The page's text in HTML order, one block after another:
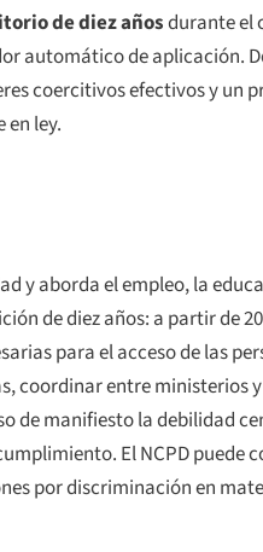
de diez añosdurante el
automático de aplicación.
coercitivos efectivos y un
en ley.
y aborda el empleo, la
de diez años: a partir de
para el acceso de las
coordinar entre ministerios
de manifiesto la debilidad
El NCPD puede
por discriminación en